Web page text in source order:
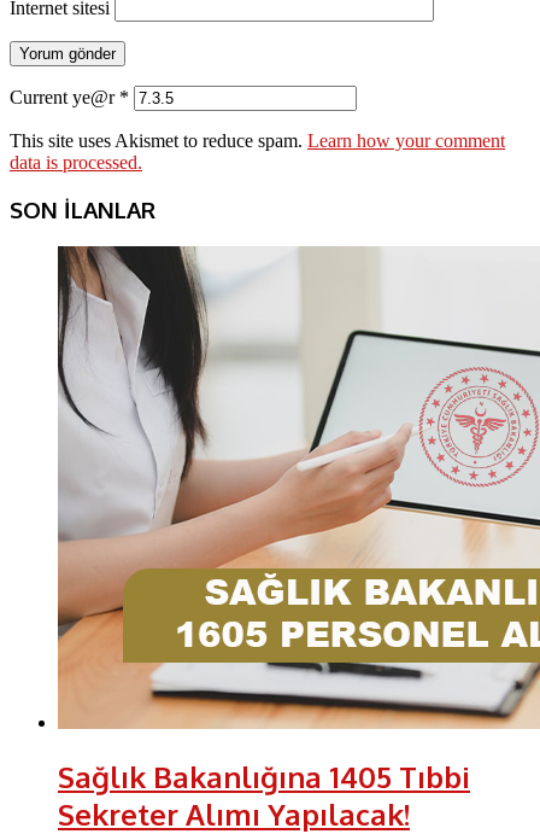
İnternet sitesi
Current ye@r *
This site uses Akismet to reduce spam. Learn how your comment
data is processed.
SON İLANLAR
Sağlık Bakanlığına 1405 Tıbbi
Sekreter Alımı Yapılacak!